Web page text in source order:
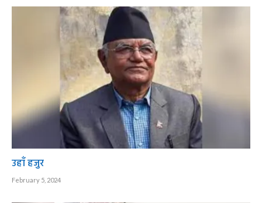
उहाँ हजुर
February 5, 2024